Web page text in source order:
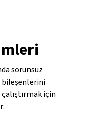
sorunsuz
bileşenlerini
için